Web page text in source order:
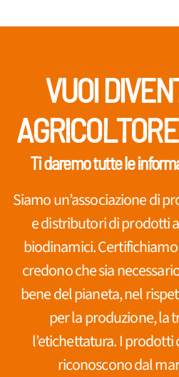
VUOIDIVE
Ti daremo tutte le
Siamo un’associazione di
e distributori di prodotti
biodinamici.
credono che sia
bene del pianeta, nel
per la produzione, la
l’etichettatura. I
riconoscono dal